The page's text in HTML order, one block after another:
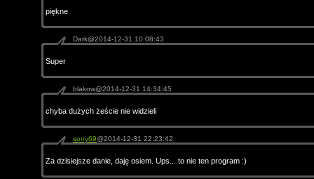
piękne
Dark@2014-12-31 10:08:43
Super
blakow@2014-12-31 14:34:45
chyba dużych żeście nie widzieli
sony69@2014-12-31 22:23:42
Za dzisiejsze danie, daję osiem. Ups... to nie ten program :)